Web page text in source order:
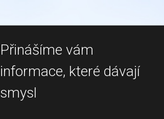
Přinášíme vám
informace, které dávají
smysl